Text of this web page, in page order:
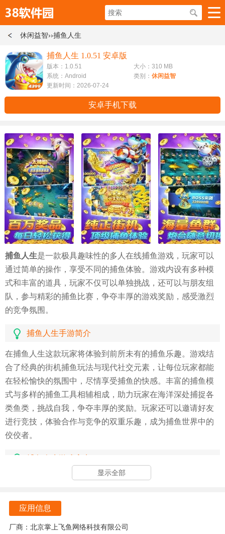
休闲益智››捕鱼人生
捕鱼人生 1.0.51 安卓版
版本：1.0.51
大小：310 MB
系统：Android
类别： 休闲益智
更新时间：2026-07-24
安卓手机下载
捕鱼人生是一款极具趣味性的多人在线捕鱼游戏，玩家可以
通过简单的操作，享受不同的捕鱼体验。游戏内设有多种模
式和丰富的道具，玩家不仅可以单独挑战，还可以与朋友组
队，参与精彩的捕鱼比赛，争夺丰厚的游戏奖励，感受激烈
的竞争氛围。
捕鱼人生手游简介
在捕鱼人生这款玩家将体验到前所未有的捕鱼乐趣。游戏结
合了经典的街机捕鱼玩法与现代社交元素，让每位玩家都能
在轻松愉快的氛围中，尽情享受捕鱼的快感。丰富的捕鱼模
式与多样的捕鱼工具相辅相成，助力玩家在海洋深处捕捉各
类鱼类，挑战自我，争夺丰厚的奖励。玩家还可以邀请好友
进行竞技，体验合作与竞争的双重乐趣，成为捕鱼世界中的
佼佼者。
游戏丰富多彩的海底世界让玩家仿佛置身于真实的深海探险
每种鱼类都有独特的属性和奖励，玩家在捕捉不同鱼类时会
获得不同的收益，增加了游戏的策略性与趣味性。
显示全部
应用信息
厂商：北京掌上飞鱼网络科技有限公司